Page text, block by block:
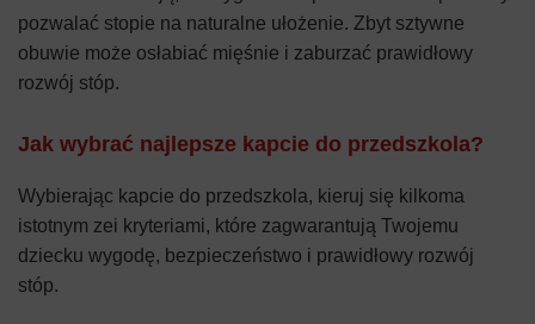
pozwalać stopie na naturalne ułożenie. Zbyt sztywne
obuwie może osłabiać mięśnie i zaburzać prawidłowy
rozwój stóp.
Jak wybrać najlepsze kapcie do przedszkola?
Wybierając kapcie do przedszkola, kieruj się kilkoma
istotnym zei kryteriami, które zagwarantują Twojemu
dziecku wygodę, bezpieczeństwo i prawidłowy rozwój
stóp.